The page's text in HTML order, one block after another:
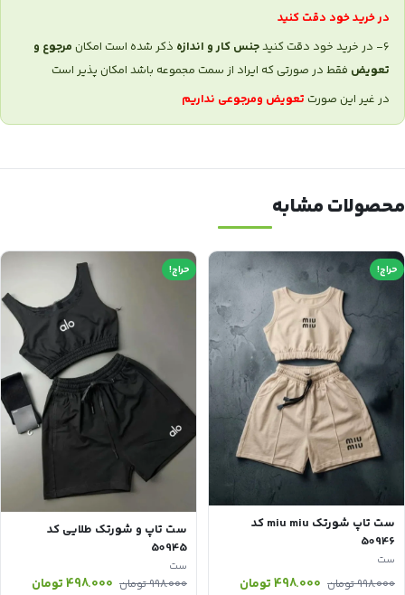
در خرید خود دقت کنید
6- در خرید خود دقت کنید
جنس کار و اندازه ذکر شده است امکان مرجوع و‌
تعویض فقط در صورتی که ایراد از سمت مجموعه باشد امکان پذیر است
در غیر این صورت تعویض و‌مرجوعی نداریم
محصولات مشابه
حراج!
ست تاپ شورتک miu miu کد
50946
ست
998.000تومان قیمت
498.000تومان
حراج!
ست تاپ و شورتک طلایی کد
50945
ست
998.000تومان قیمت
498.000تومان